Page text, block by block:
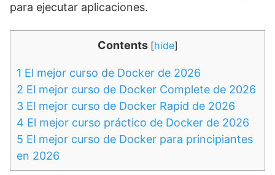
para ejecutar aplicaciones.
Contents [hide]
1 El mejor curso de Docker de 2026
2 El mejor curso de Docker Complete de 2026
3 El mejor curso de Docker Rapid de 2026
4 El mejor curso práctico de Docker de 2026
5 El mejor curso de Docker para principiantes
en 2026